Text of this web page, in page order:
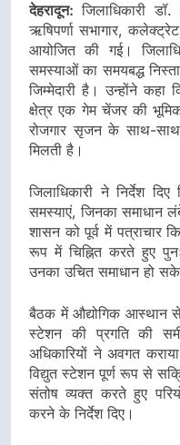
देहरादून:जिलाधिकारी
ऋषिपर्णा सभागार,
आयोजित की गई।
समस्याओं का समयबद्ध
जिम्मेदारी है। उन्होंने
क्षेत्र एक गेम चेंजर की
रोजगार सृजन के साथ-साथ
मिलती है।
जिलाधिकारी ने निर्देश
समस्याएं, जिनका
शासन को पूर्व में पत्राचार
रूप में चिह्नित करते हुए
उनका उचित समाधान हो
बैठक में औद्योगिक आस्थान
स्टेशन की प्रगति की
अधिकारियों ने अवगत
विद्युत स्टेशन पूर्ण रूप से
संतोष व्यक्त करते हुए
करने के निर्देश दिए।